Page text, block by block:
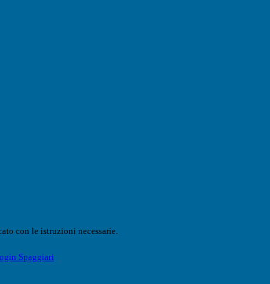
con le istruzioni necessarie.
Spaggiari